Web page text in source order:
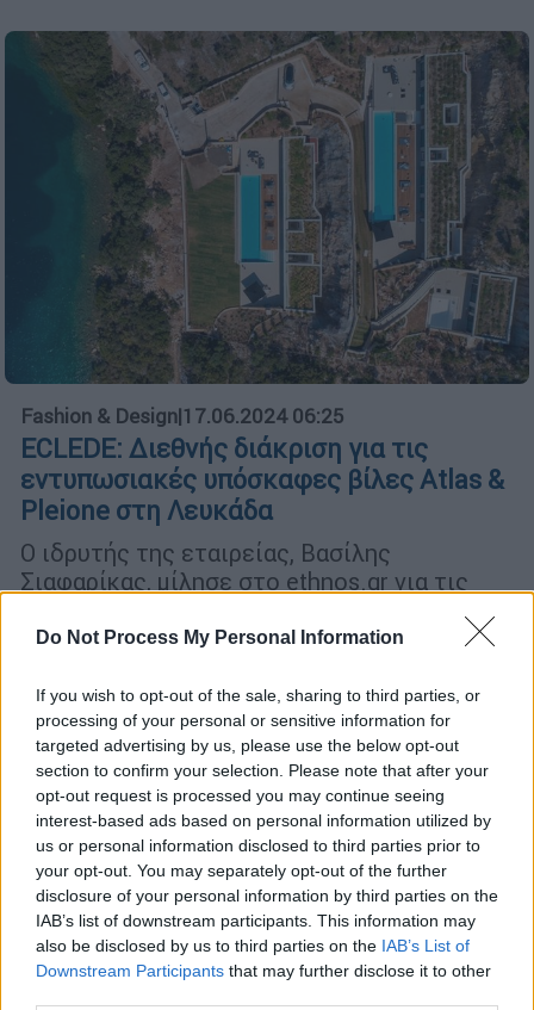
Do Not Process My Personal Information
If you wish to opt-out of the sale, sharing to third parties, or
processing of your personal or sensitive information for
targeted advertising by us, please use the below opt-out
section to confirm your selection. Please note that after your
opt-out request is processed you may continue seeing
interest-based ads based on personal information utilized by
us or personal information disclosed to third parties prior to
your opt-out. You may separately opt-out of the further
disclosure of your personal information by third parties on the
IAB’s list of downstream participants. This information may
also be disclosed by us to third parties on the IAB’s List of
Downstream Participants that may further disclose it to other
Fashion & Design|17.06.2024 06:25
ECLEDE: Διεθνής διάκριση για τις
εντυπωσιακές υπόσκαφες βίλες Atlas &
Pleione στη Λευκάδα
Ο ιδρυτής της εταιρείας, Βασίλης
Σιαφαρίκας, μίλησε στο ethnos.gr για τις
προκλήσεις που αντιμετώπισε, τη σημασία
της διεθνούς διάκρισης που έλαβε αλλά και
Ελλάδα